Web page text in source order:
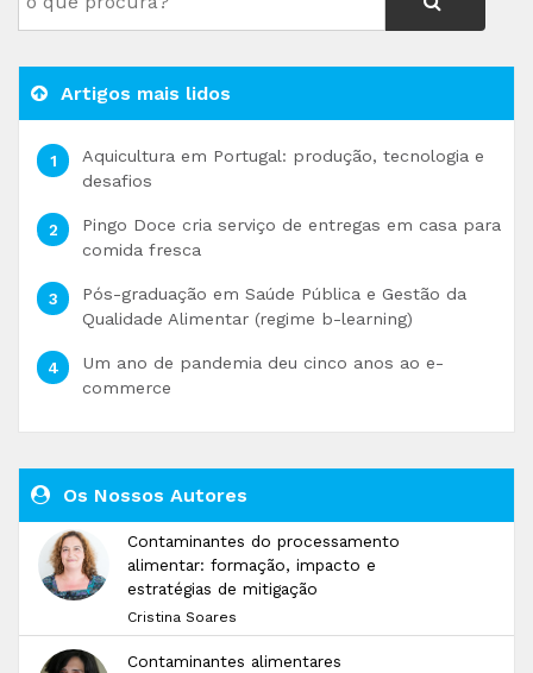
Artigos mais lidos
Aquicultura em Portugal: produção, tecnologia e
desafios
Pingo Doce cria serviço de entregas em casa para
comida fresca
Pós-graduação em Saúde Pública e Gestão da
Qualidade Alimentar (regime b-learning)
Um ano de pandemia deu cinco anos ao e-
commerce
Os Nossos Autores
Contaminantes do processamento
alimentar: formação, impacto e
estratégias de mitigação
Cristina Soares
Contaminantes alimentares